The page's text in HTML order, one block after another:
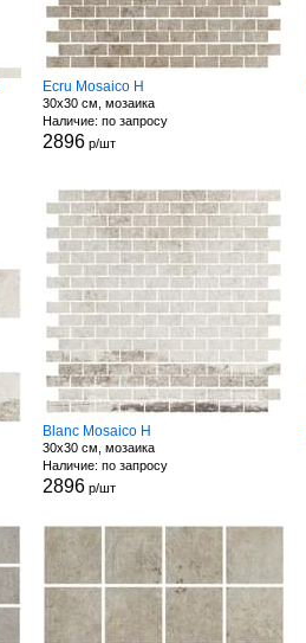
Ecru Mosaico H
30x30 см, мозаика
Наличие: по запросу
2896 р/шт
Blanc Mosaico H
30x30 см, мозаика
Наличие: по запросу
2896 р/шт